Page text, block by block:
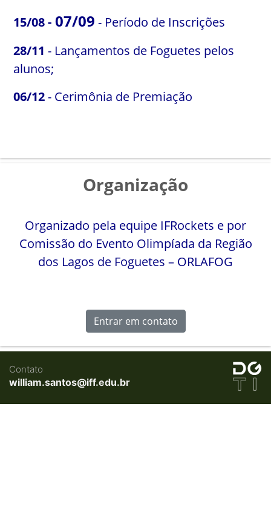
15/08 - 07/09 - Período de Inscrições
28/11- Lançamentos de Foguetes pelos
alunos;
06/12- Cerimônia de Premiação
Organização
Organizado pela equipe IFRockets e por
Comissão do Evento Olimpíada da Região
dos Lagos de Foguetes – ORLAFOG
Entrar em contato
Contato
william.santos@iff.edu.br